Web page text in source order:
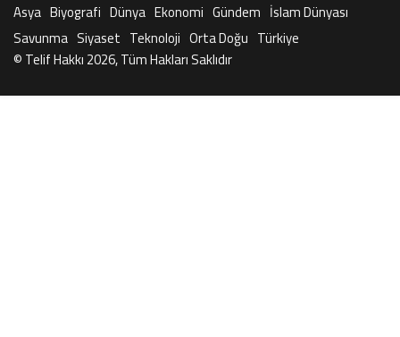
Asya Biyografi Dünya Ekonomi Gündem İslam Dünyası
Savunma Siyaset Teknoloji Orta Doğu Türkiye
© Telif Hakkı 2026, Tüm Hakları Saklıdır